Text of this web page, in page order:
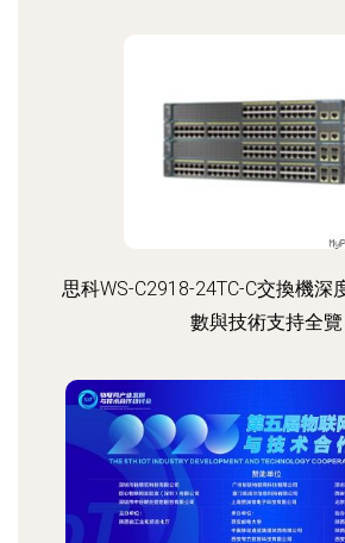
思科WS-C2918-24TC-C交換機深
數與技術支持全覽